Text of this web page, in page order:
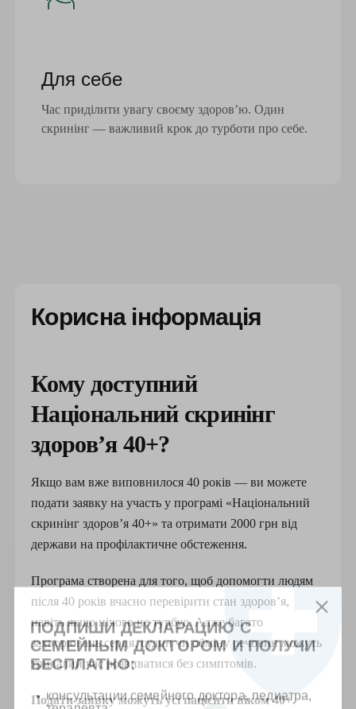
Для себе
Час приділити увагу своєму здоров’ю. Один
скринінг — важливий крок до турботи про себе.
Корисна інформація
Кому доступний
Національний скринінг
здоров’я 40+?
Якщо вам вже виповнилося 40 років — ви можете
подати заявку на участь у програмі «Національний
скринінг здоров’я 40+» та отримати 2000 грн від
держави на профілактичне обстеження.
Програма створена для того, щоб допомогти людям
після 40 років вчасно перевірити стан здоров’я,
навіть якщо нічого не турбує. Адже багато
захворювань серця, судин чи обміну речовин можуть
тривалий час розвиватися без симптомів.
Подати заявку можуть усі пацієнти віком 40+.
ПОДПИШИ ДЕКЛАРАЦИЮ С
СЕМЕЙНЫМ ДОКТОРОМ И ПОЛУЧИ
БЕСПЛАТНО:
консультации семейного доктора, педиатра,